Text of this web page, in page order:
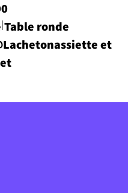
|Table ronde
et